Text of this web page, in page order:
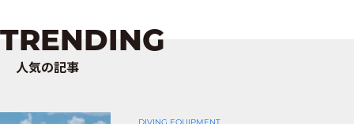
TRENDING
人気の記事